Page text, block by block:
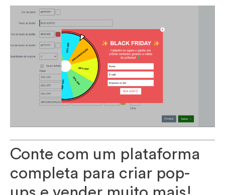
Conte com um plataforma
completa para criar pop-